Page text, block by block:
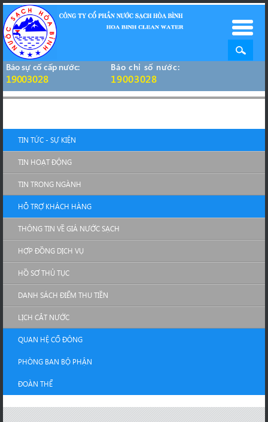
Báo sự cố cấp nước:
19003028
Báo chỉ số nước:
19003028
TIN TỨC - SỰ KIỆN
TIN HOẠT ĐỘNG
TIN TRONG NGÀNH
HỖ TRỢ KHÁCH HÀNG
THÔNG TIN VỀ GIÁ NƯỚC SẠCH
HỢP ĐỒNG DỊCH VỤ
HỒ SƠ THỦ TỤC
DANH SÁCH ĐIỂM THU TIỀN
LỊCH CẮT NƯỚC
QUAN HỆ CỔ ĐÔNG
PHÒNG BAN BỘ PHẬN
ĐOÀN THỂ